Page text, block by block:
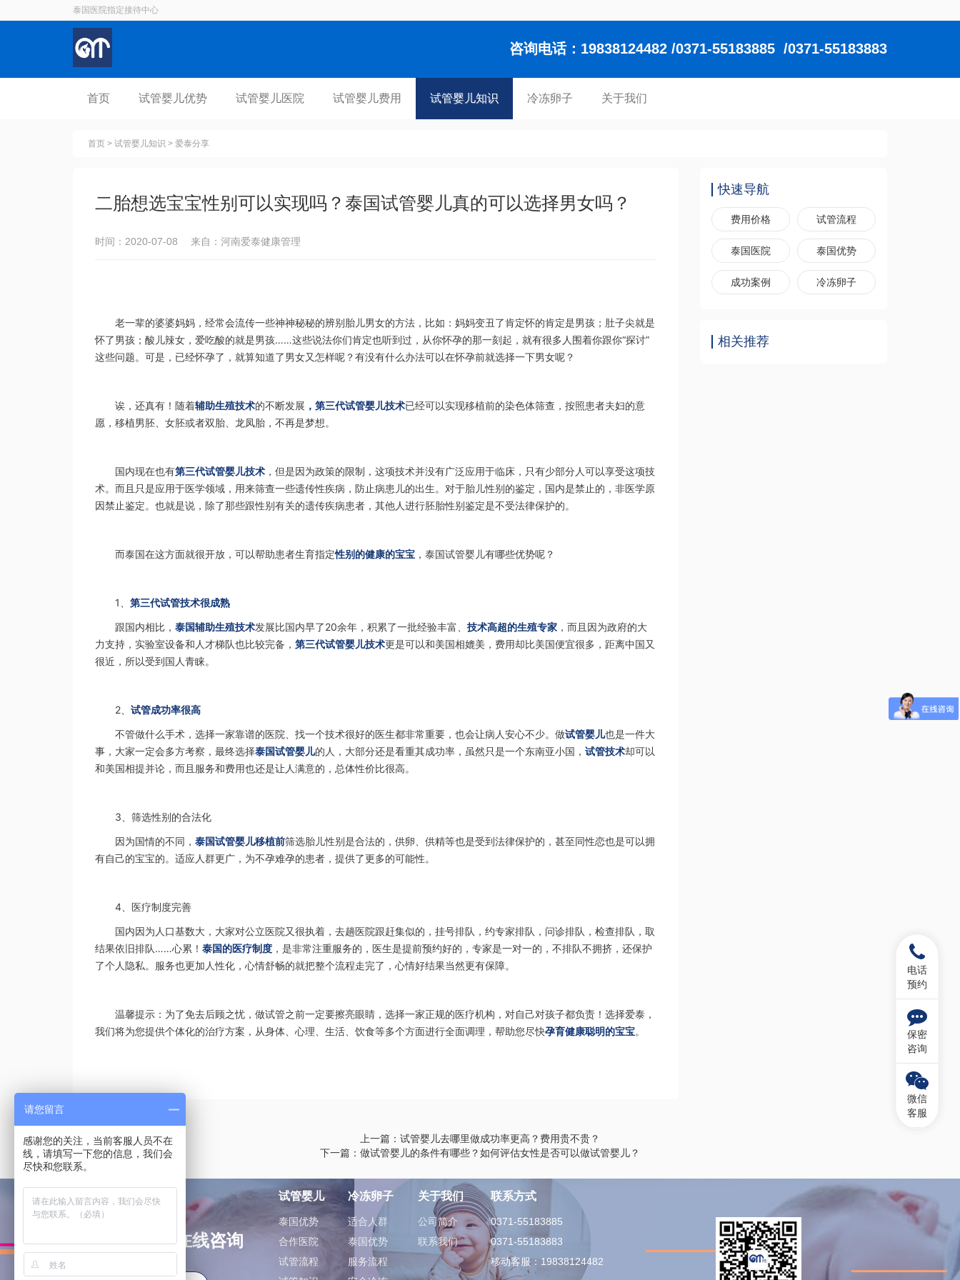
泰国医院指定接待中心
咨询电话：19838124482 /0371-55183885 /0371-55183883
首页 试管婴儿优势 试管婴儿医院 试管婴儿费用 试管婴儿知识 冷冻卵子 关于我们
首页 > 试管婴儿知识 > 爱泰分享
二胎想选宝宝性别可以实现吗？泰国试管婴儿真的可以选择男女吗？
时间：2020-07-08 来自：河南爱泰健康管理
老一辈的婆婆妈妈，经常会流传一些神神秘秘的辨别胎儿男女的方法，比如：妈妈变丑了肯定怀的肯定是男孩；肚子尖就是
怀了男孩；酸儿辣女，爱吃酸的就是男孩……这些说法你们肯定也听到过，从你怀孕的那一刻起，就有很多人围着你跟你“探讨”
这些问题。可是，已经怀孕了，就算知道了男女又怎样呢？有没有什么办法可以在怀孕前就选择一下男女呢？
诶，还真有！随着辅助生殖技术的不断发展 ，第三代试管婴儿技术已经可以实现移植前的染色体筛查，按照患者夫妇的意
愿，移植男胚、女胚或者双胎、龙凤胎，不再是梦想。
国内现在也有第三代试管婴儿技术 ，但是因为政策的限制，这项技术并没有广泛应用于临床，只有少部分人可以享受这项技
术。而且只是应用于医学领域，用来筛查一些遗传性疾病，防止病患儿的出生。对于胎儿性别的鉴定，国内是禁止的，非医学原
因禁止鉴定。也就是说，除了那些跟性别有关的遗传疾病患者，其他人进行胚胎性别鉴定是不受法律保护的。
而泰国在这方面就很开放，可以帮助患者生育指定性别的健康的宝宝 ，泰国试管婴儿有哪些优势呢？
1、 第三代试管技术很成熟
跟国内相比， 泰国辅助生殖技术发展比国内早了20余年，积累了一批经验丰富、 技术高超的生殖专家 ，而且因为政府的大
力支持，实验室设备和人才梯队也比较完备， 第三代试管婴儿技术更是可以和美国相媲美，费用却比美国便宜很多，距离中国又
很近，所以受到国人青睐。
2、 试管成功率很高
不管做什么手术，选择一家靠谱的医院、找一个技术很好的医生都非常重要，也会让病人安心不少。做试管婴儿也是一件大
事，大家一定会多方考察，最终选择泰国试管婴儿的人，大部分还是看重其成功率，虽然只是一个东南亚小国， 试管技术却可以
和美国相提并论，而且服务和费用也还是让人满意的，总体性价比很高。
3、筛选性别的合法化
因为国情的不同， 泰国试管婴儿移植前筛选胎儿性别是合法的，供卵、供精等也是受到法律保护的，甚至同性恋也是可以拥
有自己的宝宝的。适应人群更广，为不孕难孕的患者，提供了更多的可能性。
4、医疗制度完善
国内因为人口基数大，大家对公立医院又很执着，去趟医院跟赶集似的，挂号排队，约专家排队，问诊排队，检查排队，取
结果依旧排队……心累！ 泰国的医疗制度 ，是非常注重服务的，医生是提前预约好的，专家是一对一的，不排队不拥挤，还保护
了个人隐私。服务也更加人性化，心情舒畅的就把整个流程走完了，心情好结果当然更有保障。
温馨提示：为了免去后顾之忧，做试管之前一定要擦亮眼睛，选择一家正规的医疗机构，对自己对孩子都负责！选择爱泰，
我们将为您提供个体化的治疗方案，从身体、心理、生活、饮食等多个方面进行全面调理，帮助您尽快孕育健康聪明的宝宝。
快速导航
费用价格 试管流程
泰国医院 泰国优势
成功案例 冷冻卵子
相关推荐
上一篇：试管婴儿去哪里做成功率更高？费用贵不贵？
下一篇：做试管婴儿的条件有哪些？如何评估女性是否可以做试管婴儿？
电话
预约
保密
咨询
微信
客服
如有问题可在线咨询
试管婴儿
泰国优势
合作医院
试管流程
冷冻卵子
适合人群
泰国优势
服务流程
关于我们
公司简介
联系我们
联系方式
0371-55183885
0371-55183883
移动客服：19838124482
请您留言
感谢您的关注，当前客服人员不在
线，请填写一下您的信息，我们会
尽快和您联系。